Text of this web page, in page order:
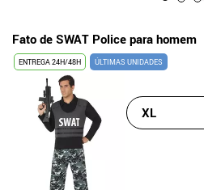
Fato de SWAT Police para homem
ENTREGA 24H/48H ÚLTIMAS UNIDADES
XL